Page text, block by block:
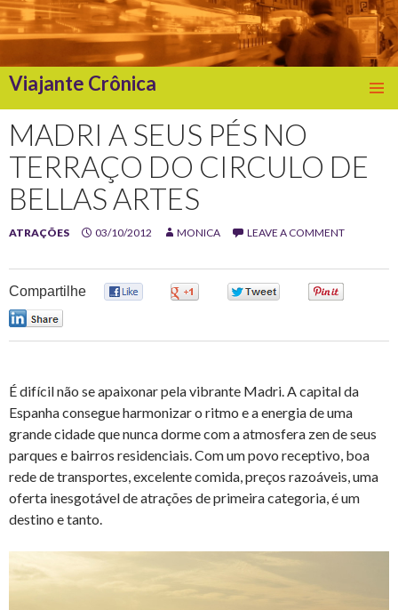
Viajante Crônica
TO
CONTENT
MADRI A SEUS PÉS NO
TERRAÇO DO CIRCULO DE
BELLAS ARTES
ATRAÇÕES 03/10/2012 MONICA LEAVE A COMMENT
Compartilhe
É difícil não se apaixonar pela vibrante Madri. A capital da
Espanha consegue harmonizar o ritmo e a energia de uma
grande cidade que nunca dorme com a atmosfera zen de seus
parques e bairros residenciais. Com um povo receptivo, boa
rede de transportes, excelente comida, preços razoáveis, uma
oferta inesgotável de atrações de primeira categoria, é um
destino e tanto.